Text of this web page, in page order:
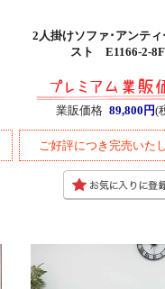
2人掛けソファ･アンティ
スト E1166-2-
業販価格 89,800円(
ご好評につき完売いた